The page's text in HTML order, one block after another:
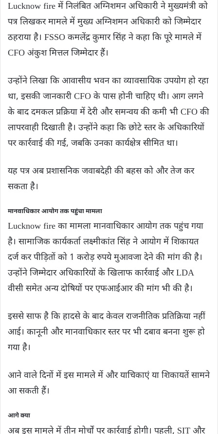
Lucknow fire में निलंबित अग्निशमन अधिकारी ने मुख्यमंत्री को
पत्र लिखकर मामले में मुख्य अग्निशमन अधिकारी को जिम्मेदार
ठहराया है। FSSO कमलेंद्र कुमार सिंह ने कहा कि पूरे मामले में
CFO अंकुश मित्तल जिम्मेदार हैं।
उन्होंने लिखा कि आवासीय भवन का व्यावसायिक उपयोग हो रहा
था, इसकी जानकारी CFO के पास होनी चाहिए थी। आग लगने
के बाद दमकल प्रक्रिया में देरी और समन्वय की कमी भी CFO की
लापरवाही दिखाती है। उन्होंने कहा कि छोटे स्तर के अधिकारियों
पर कार्रवाई की गई, जबकि उनका कार्यक्षेत्र सीमित था।
यह पत्र अब प्रशासनिक जवाबदेही की बहस को और तेज कर
सकता है।
मानवाधिकार आयोग तक पहुंचा मामला
Lucknow fire का मामला मानवाधिकार आयोग तक पहुंच गया
है। सामाजिक कार्यकर्ता लक्ष्मीकांत सिंह ने आयोग में शिकायत
दर्ज कर पीड़ितों को 1 करोड़ रुपये मुआवजा देने की मांग की है।
उन्होंने जिम्मेदार अधिकारियों के खिलाफ कार्रवाई और LDA
वीसी समेत अन्य दोषियों पर एफआईआर की मांग भी की है।
इससे साफ है कि हादसे के बाद केवल राजनीतिक प्रतिक्रिया नहीं
आई। कानूनी और मानवाधिकार स्तर पर भी दबाव बनना शुरू हो
गया है।
आने वाले दिनों में इस मामले में और याचिकाएं या शिकायतें सामने
आ सकती हैं।
आगे क्या
अब इस मामले में तीन मोर्चों पर कार्रवाई होगी। पहली, SIT और